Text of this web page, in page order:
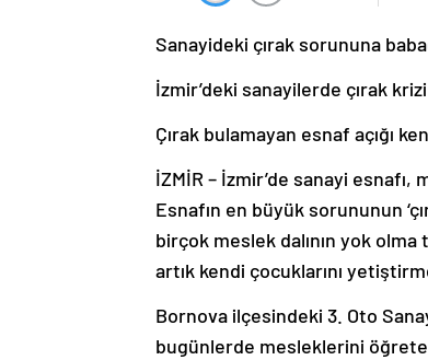
Sanayideki çırak sorununa
İzmir’deki sanayilerde çırak krizi
Çırak bulamayan esnaf açığı
İZMİR – İzmir’de sanayi
Esnafın en büyük sorununun
birçok meslek dalının yok olma
artık kendi çocuklarını
Bornova ilçesindeki 3. Oto
bugünlerde mesleklerini